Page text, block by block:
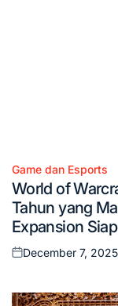
Posted
in
Game dan Esports
World of
Tahun yang
Expansion
Posted
December 7, 2025